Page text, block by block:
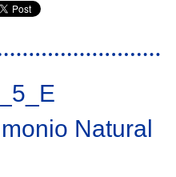
de la reserva de la biosfera
Natural